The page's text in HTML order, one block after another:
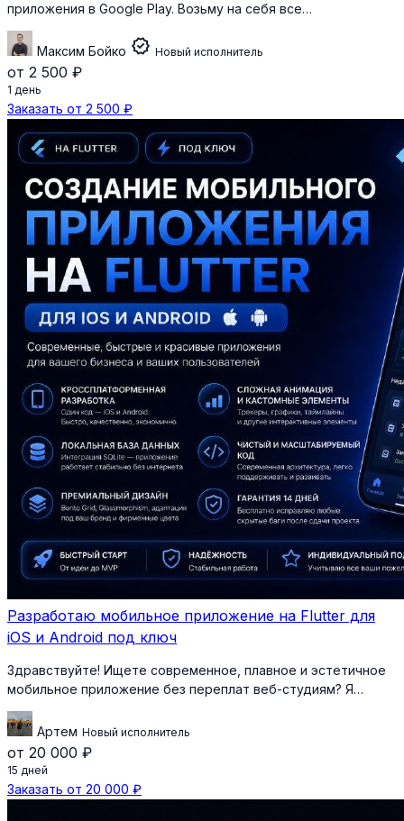
приложения в Google Play. Возьму на себя все…
Максим Бойко verified Новый исполнитель
от 2 500 ₽
1 день
Заказать от 2 500 ₽
Разработаю мобильное приложение на Flutter для
iOS и Android под ключ
Здравствуйте! Ищете современное, плавное и эстетичное
мобильное приложение без переплат веб-студиям? Я…
Артем Новый исполнитель
от 20 000 ₽
15 дней
Заказать от 20 000 ₽